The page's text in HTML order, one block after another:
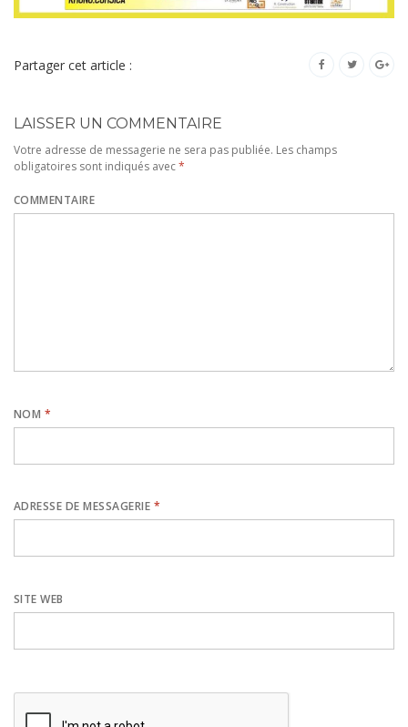
Partager cet article :
LAISSER UN COMMENTAIRE
Votre adresse de messagerie ne sera pas publiée. Les champs
obligatoires sont indiqués avec*
COMMENTAIRE
NOM *
ADRESSE DE MESSAGERIE *
SITE WEB